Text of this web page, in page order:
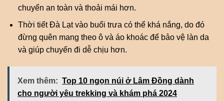
chuyển an toàn và thoải mái hơn.
Thời tiết Đà Lạt vào buổi trưa có thể khá nắng, do đó
đừng quên mang theo ô và áo khoác để bảo vệ làn da
và giúp chuyến đi dễ chịu hơn.
Xem thêm: Top 10 ngọn núi ở Lâm Đồng dành
cho người yêu trekking và khám phá 2024